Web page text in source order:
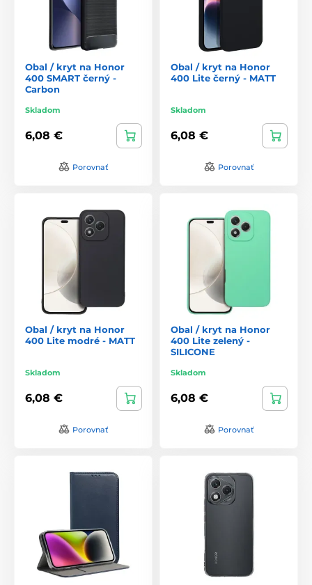
Obal / kryt na Honor
400 SMART černý -
Carbon
Skladom
6,08 €
Porovnať
Obal / kryt na Honor
400 Lite černý - MATT
Skladom
6,08 €
Porovnať
Obal / kryt na Honor
400 Lite modré - MATT
Skladom
6,08 €
Porovnať
Obal / kryt na Honor
400 Lite zelený -
SILICONE
Skladom
6,08 €
Porovnať